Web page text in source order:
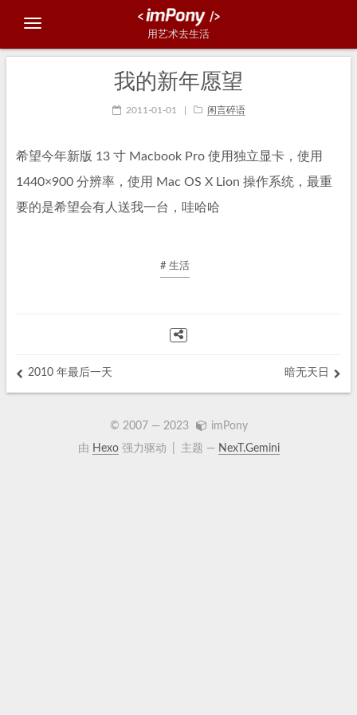
用艺术去生活
我的新年愿望
2011-01-01 闲言碎语
希望今年新版 13 寸 Macbook Pro 使用独立显卡，使用
1440×900 分辨率，使用 Mac OS X Lion 操作系统，最重
要的是希望会有人送我一台，哇哈哈
# 生活
2010 年最后一天 暗无天日
© 2007 — 2023
imPony
由 Hexo强力驱动 主题 — NexT.Gemini